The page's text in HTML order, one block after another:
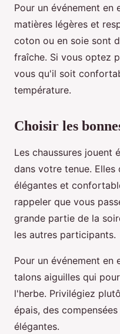
Pour un événement en
matières légères et
coton ou en soie sont
fraîche. Si vous optez
vous qu'il soit
température.
Choisir les
Les chaussures jouent
dans votre tenue.
élégantes et
rappeler que vous
grande partie de la
les autres participants.
Pour un événement en
talons aiguilles qui
l'herbe. Privilégiez
épais, des
élégantes.